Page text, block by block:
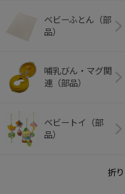
ベビーふとん（部
品）
哺乳びん・マグ関
連（部品）
ベビートイ（部
品）